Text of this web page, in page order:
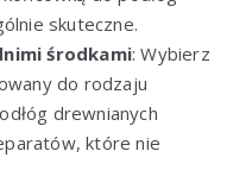
skuteczne.
środkami: Wybierz
do rodzaju
drewnianych
które nie